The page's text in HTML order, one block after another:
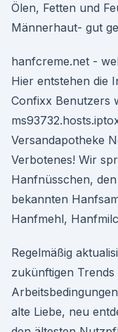
Ölen, Fetten und
Männerhaut- gut
hanfcreme.net -
Hier entstehen die
Confixx Benutzers
Versandapotheke
Verbotenes! Wir
Hanfnüsschen,
bekannten
Hanfmehl,
Regelmäßig
zukünftigen
alte Liebe, neu